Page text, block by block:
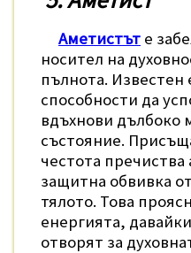
Аметистът е
носител на
пълнота.
способности да
вдъхнови дълбоко
състояние.
честота пречиства
защитна обвивка
тялото. Това
енергията,
отворят за